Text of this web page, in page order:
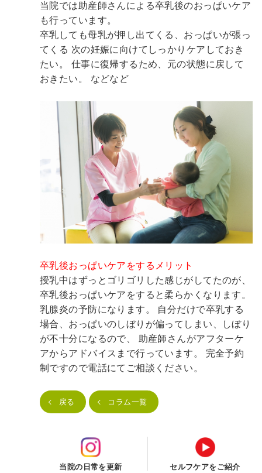
当院では助産師さんによる卒乳後のおっぱいケア
も行っています。
卒乳しても母乳が押し出てくる、おっぱいが張っ
てくる 次の妊娠に向けてしっかりケアしておき
たい。
仕事に復帰するため、元の状態に戻して
おきたい。
などなど
卒乳後おっぱいケアをするメリット
授乳中はずっとゴリゴリした感じがしてたのが、
卒乳後おっぱいケアをすると柔らかくなります。
乳腺炎の予防になります。
自分だけで卒乳する
場合、おっぱいのしぼりが偏ってしまい、しぼり
が不十分になるので、
助産師さんがアフターケ
アからアドバイスまで行っています。
完全予約
制ですので電話にてご相談ください。
戻る コラム一覧
当院の日常を更新 セルフケアをご紹介